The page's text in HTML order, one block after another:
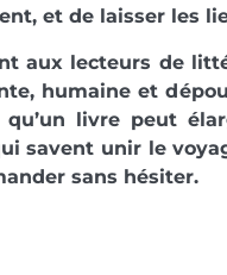
et de laisser les
aux lecteurs de
humaine et
livre peut
savent unir le
sans hésiter.